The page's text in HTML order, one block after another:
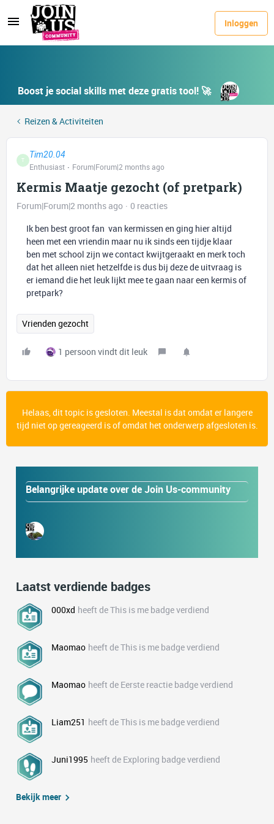
Inloggen
Boost je social skills met deze gratis tool! 🚀
Reizen & Activiteiten
T
Tim20.04
Enthusiast
Forum|Forum|2 months ago
Kermis Maatje gezocht (of pretpark)
Forum|Forum|2 months ago
0 reacties
Ik ben best groot fan van kermissen en ging hier altijd
heen met een vriendin maar nu ik sinds een tijdje klaar
ben met school zijn we contact kwijtgeraakt en merk toch
dat het alleen niet hetzelfde is dus bij deze de uitvraag is
er iemand die het leuk lijkt mee te gaan naar een kermis of
pretpark?
Vrienden gezocht
1 persoon vindt dit leuk
Helaas, dit topic is gesloten. Meestal is dat omdat er langere
tijd niet op gereageerd is of omdat het onderwerp afgesloten is.
Belangrijke update over de Join Us-community
Laatst verdiende badges
000xd heeft de This is me badge verdiend
Maomao heeft de This is me badge verdiend
Maomao heeft de Eerste reactie badge verdiend
Liam251 heeft de This is me badge verdiend
Juni1995 heeft de Exploring badge verdiend
Bekijk meer